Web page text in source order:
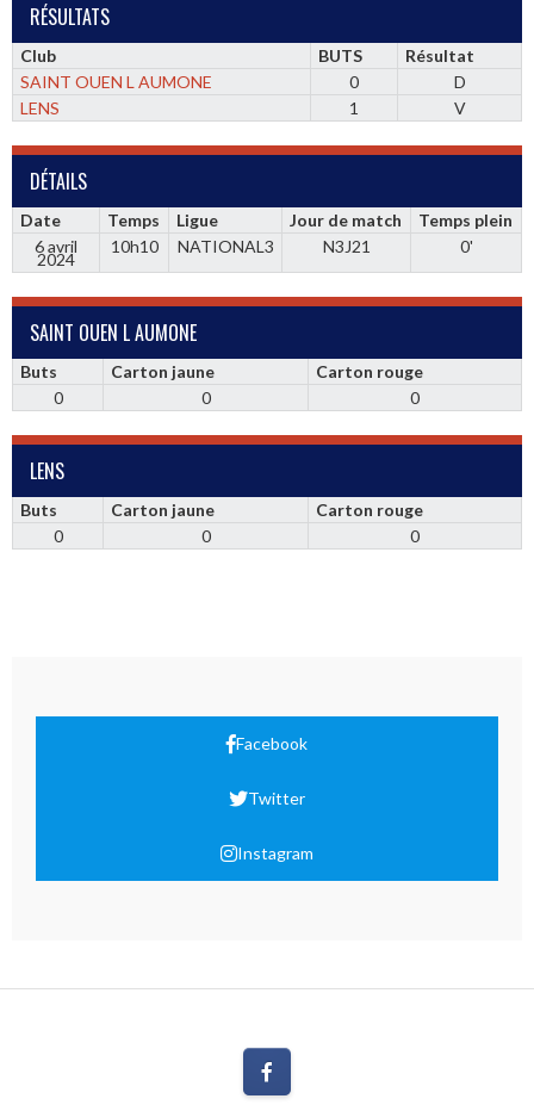
RÉSULTATS
Club BUTS
Résultat
SAINT OUEN L AUMONE
0
D
LENS
1 V
DÉTAILS
Date Temps Ligue Jour de match
Temps plein
6 avril
2024
10h10 NATIONAL3 N3J21 0'
SAINT OUEN L AUMONE
Buts Carton jaune
Carton rouge
0
0 0
LENS
Buts Carton jaune
Carton rouge
0
0 0
Facebook
Twitter
Instagram